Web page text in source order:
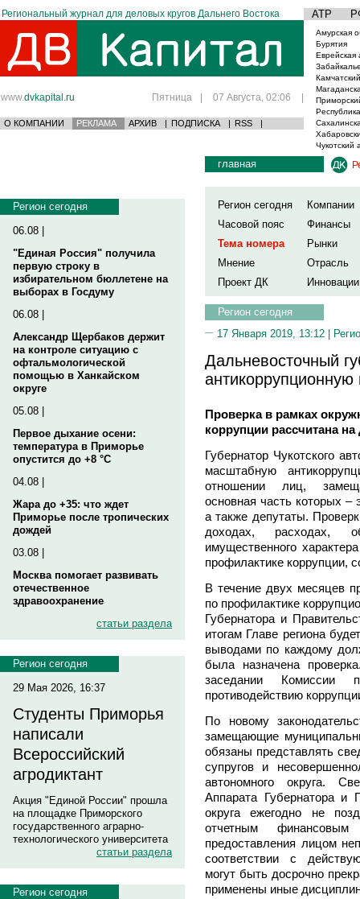
Региональный журнал для деловых кругов Дальнего Востока АТР
www.dvkapital.ru Пятница | 07 Августа, 02:06 |
О КОМПАНИИ РЕКЛАМА АРХИВ | ПОДПИСКА | RSS |
Амурская
Бурятия
Еврейская
Чукотский
Регион сегодня
06.08 |
"Единая Россия" получила
первую строку в
избирательном бюллетене на
выборах в Госдуму
06.08 |
Александр Щербаков держит
на контроле ситуацию с
офтальмологической
помощью в Ханкайском
округе
05.08 |
Первое дыхание осени:
температура в Приморье
опустится до +8 °C
04.08 |
Жара до +35: что ждет
Приморье после тропических
дождей
03.08 |
Москва помогает развивать
отечественное
здравоохранение
статьи раздела
Регион сегодня
29 Мая 2026, 16:37
Студенты Приморья
написали
Всероссийский
агродиктант
Акция "Единой России" прошла
на площадке Приморского
государственного аграрно-
технологического университета
статьи раздела
Регион сегодня
главная
Регион сегодня
Компании
Часовой пояс
Финансы
Тема номера
Рынки
Мнение
Отрасль
Проект ДК
Инновации
Регион сегодня
17 Января 2019, 13:12 |
Дальневосточный
антикоррупционную
Проверка в рамках
коррупции рассчитана
Губернатор Чукотского
масштабную
отношении лиц,
основная часть которых –
а также депутаты.
доходах, расходах,
имущественного
профилактике коррупции,
В течение двух месяцев
по профилактике
Губернатора и
итогам Главе региона
выводами по каждому
была назначена
заседании Комиссии
противодействию
По новому
замещающие
обязаны представлять
супругов и
автономного округа.
Аппарата Губернатора и
округа ежегодно не
отчетным
предоставления лицом
соответствии с
могут быть досрочно
применены иные